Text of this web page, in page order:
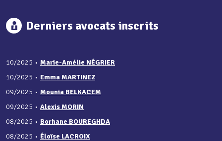
Derniers avocats inscrits
10/2025 • Marie-Amélie NÉGRIER
10/2025 • Emma MARTINEZ
09/2025 • Mounia BELKACEM
09/2025 • Alexis MORIN
08/2025 • Borhane BOUREGHDA
08/2025 • Éloïse LACROIX